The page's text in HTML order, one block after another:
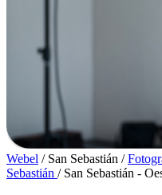
Webel / San Sebastián /
Sebastián / San Sebastián -